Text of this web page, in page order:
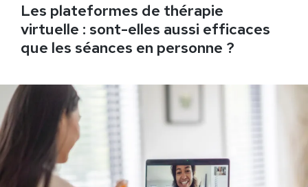
Les plateformes de thérapie
virtuelle : sont-elles aussi efficaces
que les séances en personne ?